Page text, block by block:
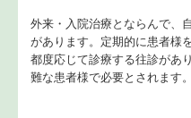
外来・入院治療とならんで、
があります。定期的に患者様
都度応じて診療する往診があ
難な患者様で必要とされます。